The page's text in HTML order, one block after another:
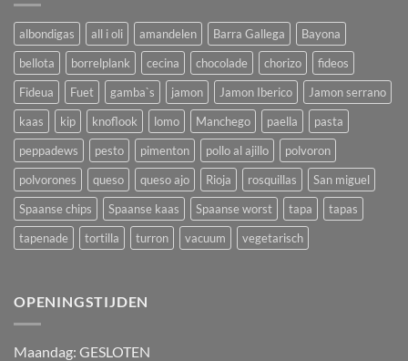
albondigas all i oli amandelen Barra Gallega
Bayona
bellota
borrelplank cecina chocolade chorizo
fideos
Fideua
Fuet gamba`s jamon Jamon Iberico
Jamon serrano
kaas
kip knoflook lomo Manchego paella
pasta
peppadews
pesto pimenton pollo al ajillo
polvoron
polvorones
queso queso ajo Rioja rosquillas
San miguel
Spaanse chips
Spaanse kaas Spaanse worst tapa
tapas
tapenade
tortilla turron vacuum vegetarisch
OPENINGSTIJDEN
Maandag: GESLOTEN